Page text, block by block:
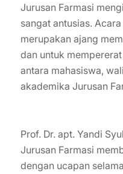
Jurusan Farmasi
sangat antusias.
merupakan ajang
dan untuk
antara mahasiswa,
akademika Jurusan
Prof. Dr. apt. Yandi
Jurusan Farmasi
dengan ucapan